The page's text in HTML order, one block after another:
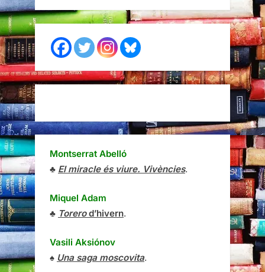
Montserrat Abelló
♣ El miracle és viure. Vivències.
Miquel Adam
♣ Torerod’hivern.
Vasili Aksiónov
♠ Una saga moscovita.